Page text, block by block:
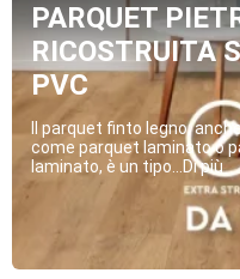
PARQUET
RICOSTRUITA
PVC
Il parquet finto legno,
come parquet laminato o
laminato, è un tipo...Di più